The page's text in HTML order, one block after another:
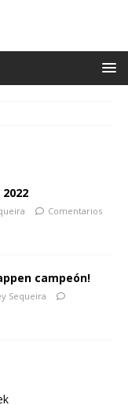
Comentarios
campeón!
Sequeira